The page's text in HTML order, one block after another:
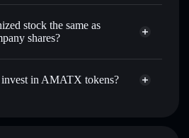
stock the same as
shares?
in AMATX tokens?